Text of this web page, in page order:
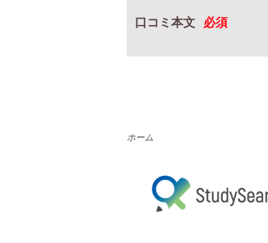
口コミ本文
ホーム